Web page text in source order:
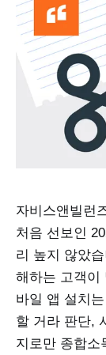
자비스앤빌런
처음 선보인
리 높지 않았
해하는 고객이
바일 앱 설치
할 거라 판단,
지로만 종합소